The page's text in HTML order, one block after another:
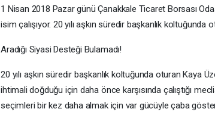
1 Nisan 2018 Pazar günü Çanakkale Ticaret Borsası
isim çalışıyor. 20 yılı aşkın süredir başkanlık
Aradığı Siyasi Desteği Bulamadı!
20 yılı aşkın süredir başkanlık koltuğunda oturan Kaya
ihtimali doğduğu için daha önce karşısında çalıştığı
seçimleri bir kez daha almak için var gücüyle çaba